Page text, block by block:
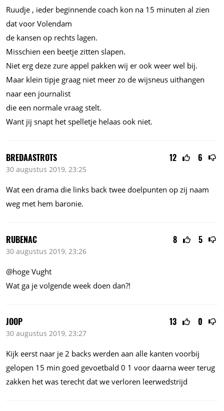
Ruudje , ieder beginnende coach kon na 15 minuten al zien
dat voor Volendam
de kansen op rechts lagen.
Misschien een beetje zitten slapen.
Niet erg deze zure appel pakken wij er ook weer wel bij.
Maar klein tipje graag niet meer zo de wijsneus uithangen
naar een journalist
die een normale vraag stelt.
Want jij snapt het spelletje helaas ook niet.
12 6
BREDAASTROTS
30 augustus 2019, 23:25
Wat een drama die links back twee doelpunten op zij naam
weg met hem baronie.
8 5
RUBENAC
30 augustus 2019, 23:26
@hoge Vught
Wat ga je volgende week doen dan?!
13 0
JOOP
30 augustus 2019, 23:27
Kijk eerst naar je 2 backs werden aan alle kanten voorbij
gelopen 15 min goed gevoetbald 0 1 voor daarna weer terug
zakken het was terecht dat we verloren leerwedstrijd